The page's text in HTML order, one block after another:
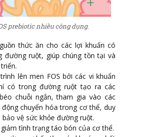
prebiotic nhiều công dụng.
thức ăn cho các lợi khuẩn có
đường ruột, giúp chúng tồn tại và
lên men FOS bởi các vi khuẩn
có trong đường ruột tạo ra các
chuỗi ngắn, tham gia vào các
chuyển hóa trong cơ thể, duy
bảo vệ sức khỏe đường ruột.
tình trạng táo bón của cơ thể.